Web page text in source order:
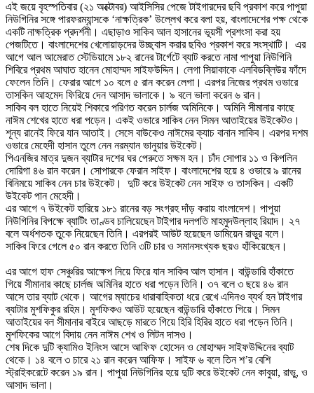
এই জয়ে বৃহস্পতিবার (২১ অক্টোবর) আইসিসির পেজে টাইগারদের ছবি প্রকাশ করে পাপুয়া
নিউগিনির সঙ্গে পারফরম্যান্সকে ‘নাক্ষত্রিক’ উল্লেখ করে বলা হয়, বাংলাদেশের পক্ষ থেকে
একটি নাক্ষত্রিক প্রদর্শনী। এছাড়াও সাকিব আল হাসানের ভূয়সী প্রশংসা করা হয়
পেজটিতে। বাংলাদেশের খেলোয়াড়দের উচ্ছ্বাস করার ছবিও প্রকাশ করে সংস্থাটি। এর
আগে আল আমেরাত স্টেডিয়ামে ১৮২ রানের টার্গেটে ব্যাট করতে নামা পাপুয়া নিউগিনি
শিবিরে প্রথম আঘাত হানেন মোহাম্মদ সাইফউদ্দিন। লেগা সিয়াকাকে এলবিডব্লিউর ফাঁদে
ফেলেন তিনি। ফেরার আগে ১০ বলে ৫ রান করেন লেগা। এরপর নিজের প্রথম ওভারে
তাসকিন আহমেদ ফিরিয়ে দেন আসাদ ভালাকে। ৯ বলে ভালা করেন ৬ রান।
সাকিব বল হাতে নিয়েই শিকারে পরিণত করেন চার্লজ অমিনিকে। অমিনি সীমানার কাছে
নাঈম শেখের হাতে ধরা পড়েন। একই ওভারে সাকিব নেন সিমন আতাইয়ের উইকেটও।
শূন্য রানেই ফিরে যান আতাই। সেসে বাউকেও নাঈমের ক্যাচ বানান সাকিব। এরপর দশম
ওভারে মেহেদী হাসান তুলে নেন নরম্যান ভানুয়ার উইকেট।
পিএনজির মাত্র দুজন ব্যাটার দশের ঘর পেরুতে সক্ষম হন। চাঁদ সোপার ১১ ও কিপলিন
দোরিগা ৪৬ রান করেন। সোপারকে ফেরান সাইফ। বাংলাদেশের হয়ে ৪ ওভারে ৯ রানের
বিনিময়ে সাকিব নেন চার উইকেট। দুটি করে উইকেট নেন সাইফ ও তাসকিন। একটি
উইকেট পান মেহেদী।
এর আগে ৭ উইকেট হারিয়ে ১৮১ রানের বড় সংগ্রহ দাঁড় করায় বাংলাদেশ। পাপুয়া
নিউগিনির বিপক্ষে ব্যাটিং তাণ্ডব চালিয়েছেন টাইগার দলপতি মাহমুদউল্লাহ রিয়াদ। ২৭
বলে অর্ধশতক তুকে নিয়েছেন তিনি। এরপরই আউট হয়েছেন ডামিয়েন রাভুর বলে।
সাকিব ফিরে গেলে ৫০ রান করতে তিনি ৩টি চার ও সমানসংখ্যক ছয়ও হাঁকিয়েছেন।
এর আগে হাফ সেঞ্চুরির আক্ষেপ নিয়ে ফিরে যান সাকিব আল হাসান। বাউন্ডারি হাঁকাতে
গিয়ে সীমানার কাছে চার্লজ অমিনির হাতে ধরা পড়েন তিনি। ৩৭ বলে ৩ ছয়ে ৪৬ রান
আসে তার ব্যাট থেকে। আগের ম্যাচের ধারাবাহিকতা ধরে রেখে এদিনও ব্যর্থ হন টাইগার
ব্যাটার মুশফিকুর রহিম। মুশফিকও আউট হয়েছেন বাউন্ডারি হাঁকাতে গিয়ে। সিমন
আতাইয়ের বল সীমানার বাইরে আছড়ে মারতে গিয়ে হিরি হিরির হাতে ধরা পড়েন তিনি।
মুশফিকের আগে বিদায় নেন নাঈম শেখ ও লিটন দাসও।
শেষ দিকে দুটি ক্যামিও ইনিংস আসে আফিফ হোসেন ও মোহাম্মদ সাইফউদ্দিনের ব্যাট
থেকে। ১৪ বলে ৩ চারে ২১ রান করেন আফিফ। সাইফ ৬ বলে তিন শ’র বেশি
স্ট্রাইকরেটে করেন ১৯ রান। পাপুয়া নিউগিনির হয়ে দুটি করে উইকেট নেন কাবুয়া, রাভু, ও
আসাদ ভালা।